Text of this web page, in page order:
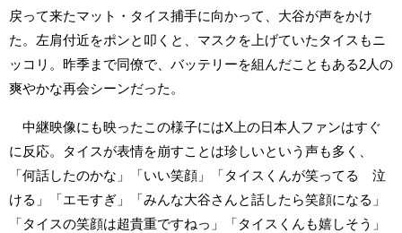
戻って来たマット・タイス捕手に向かって、大谷が声をかけ
た。左肩付近をポンと叩くと、マスクを上げていたタイスもニ
ッコリ。昨季まで同僚で、バッテリーを組んだこともある2人の
爽やかな再会シーンだった。
中継映像にも映ったこの様子にはX上の日本人ファンはすぐ
に反応。タイスが表情を崩すことは珍しいという声も多く、
「何話したのかな」「いい笑顔」「タイスくんが笑ってる 泣
ける」「エモすぎ」「みんな大谷さんと話したら笑顔になる」
「タイスの笑顔は超貴重ですねっ」「タイスくんも嬉しそう」